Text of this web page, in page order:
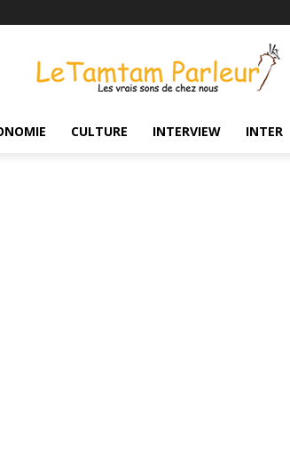
CULTURE INTERVIEW INTER